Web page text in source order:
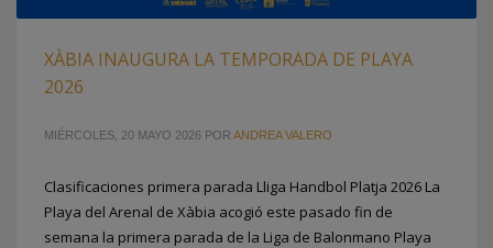
XÀBIA INAUGURA LA TEMPORADA DE PLAYA
2026
MIÉRCOLES, 20 MAYO 2026 POR ANDREA VALERO
Clasificaciones primera parada Lliga Handbol Platja 2026 La
Playa del Arenal de Xàbia acogió este pasado fin de
semana la primera parada de la Liga de Balonmano Playa